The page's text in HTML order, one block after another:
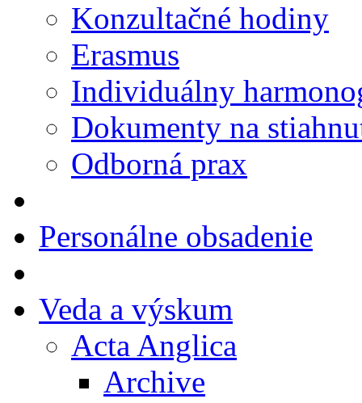
Konzultačné hodiny
Erasmus
Individuálny
Dokumenty na
Odborná prax
Personálne obsadenie
Veda a výskum
Acta Anglica
Archive